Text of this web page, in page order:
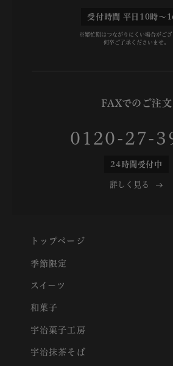
受付時間 平日10時～
※繁忙期はつながりにくい場合がござ
何卒ご了承くださいませ。
FAXでのご注文
0120-27-
24時間受付中
詳しく見る
トップページ
季節限定
スイーツ
和菓子
宇治菓子工房
宇治抹茶そば